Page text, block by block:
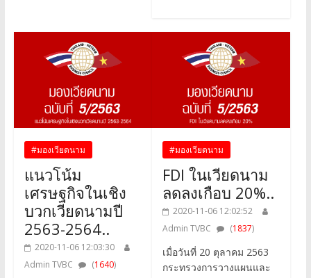
#มองเวียดนาม
แนวโน้ม
เศรษฐกิจในเชิง
บวกเวียดนามปี
2563-2564..
2020-11-06 12:03:30
Admin TVBC
(1640)
#มองเวียดนาม
FDI ในเวียดนาม
ลดลงเกือบ 20%..
2020-11-06 12:02:52
Admin TVBC
(1837)
เมื่อวันที่ 20 ตุลาคม 2563
กระทรวงการวางแผนและ